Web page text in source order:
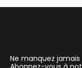
Ne manquez